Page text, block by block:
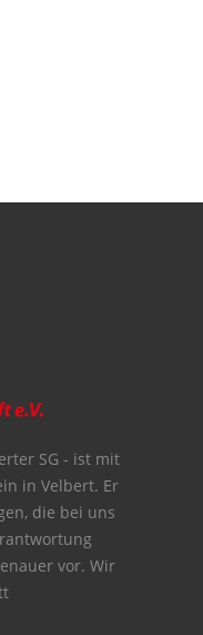
SG - ist mit
in Velbert. Er
die bei uns
vor. Wir